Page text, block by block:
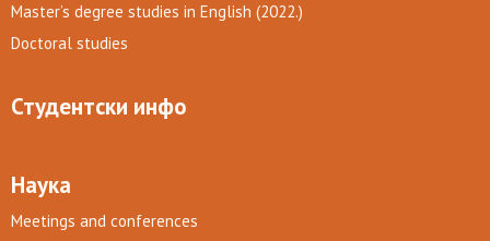
Master’s degree studies in English (2022.)
Doctoral studies
Студентски инфо
Наука
Meetings and conferences